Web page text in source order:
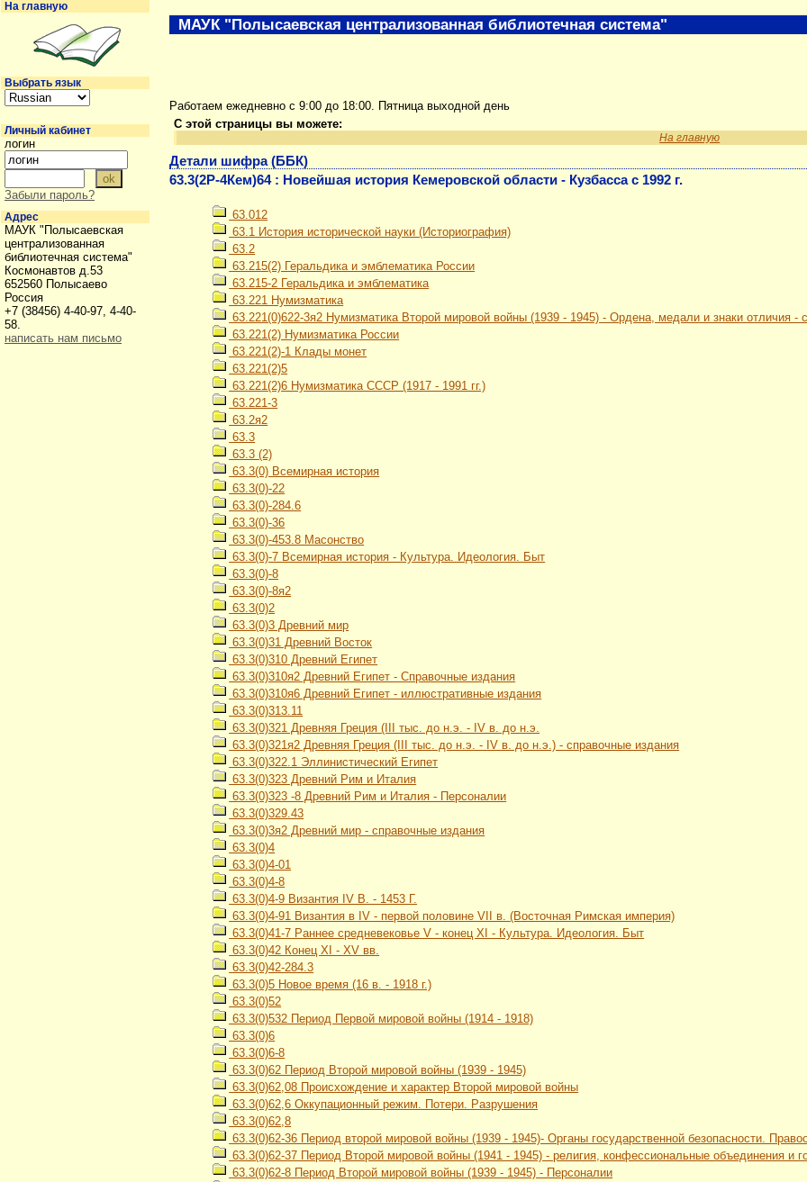
Работаем ежедневно с 9:00 до 18:00. Пятница выходной день
С этой страницы вы можете:
На главную
Детали шифра (ББК)
63.3(2Р-4Кем)64 : Новейшая история Кемеровской области - Кузбасса с 1992 г.
63.012
63.1 История исторической науки (Историография)
63.2
63.215(2) Геральдика и эмблематика России
63.215-2 Геральдика и эмблематика
63.221 Нумизматика
63.221(0)622-3я2 Нумизматика Второй мировой войны (1939 - 1945) - Ордена, медали и знаки отличия -
63.221(2) Нумизматика России
63.221(2)-1 Клады монет
63.221(2)5
63.221(2)6 Нумизматика СССР (1917 - 1991 гг.)
63.221-3
63.2я2
63.3
63.3 (2)
63.3(0) Всемирная история
63.3(0)-22
63.3(0)-284.6
63.3(0)-36
63.3(0)-453.8 Масонство
63.3(0)-7 Всемирная история - Культура. Идеология. Быт
63.3(0)-8
63.3(0)-8я2
63.3(0)2
63.3(0)3 Древний мир
63.3(0)31 Древний Восток
63.3(0)310 Древний Египет
63.3(0)310я2 Древний Египет - Справочные издания
63.3(0)310я6 Древний Египет - иллюстративные издания
63.3(0)313.11
63.3(0)321 Древняя Греция (III тыс. до н.э. - IV в. до н.э.
63.3(0)321я2 Древняя Греция (III тыс. до н.э. - IV в. до н.э.) - справочные издания
63.3(0)322.1 Эллинистический Египет
63.3(0)323 Древний Рим и Италия
63.3(0)323 -8 Древний Рим и Италия - Персоналии
63.3(0)329.43
63.3(0)3я2 Древний мир - справочные издания
63.3(0)4
63.3(0)4-01
63.3(0)4-8
63.3(0)4-9 Византия IV В. - 1453 Г.
63.3(0)4-91 Византия в IV - первой половине VII в. (Восточная Римская империя)
63.3(0)41-7 Раннее средневековье V - конец XI - Культура. Идеология. Быт
63.3(0)42 Конец XI - XV вв.
63.3(0)42-284.3
63.3(0)5 Новое время (16 в. - 1918 г.)
63.3(0)52
63.3(0)532 Период Первой мировой войны (1914 - 1918)
63.3(0)6
63.3(0)6-8
63.3(0)62 Период Второй мировой войны (1939 - 1945)
63.3(0)62,08 Происхождение и характер Второй мировой войны
63.3(0)62,6 Оккупационный режим. Потери. Разрушения
63.3(0)62,8
63.3(0)62-36 Период второй мировой войны (1939 - 1945)- Органы государственной безопасности.
63.3(0)62-37 Период Второй мировой войны (1941 - 1945) - религия, конфессиональные объединения и
63.3(0)62-8 Период Второй мировой войны (1939 - 1945) - Персоналии
МАУК "Полысаевская централизованная библиотечная система"
На главную
Выбрать язык
Личный кабинет
логин
Забыли пароль?
Адрес
МАУК "Полысаевская
централизованная
библиотечная система"
Космонавтов д.53
652560 Полысаево
Россия
+7 (38456) 4-40-97, 4-40-
58.
написать нам письмо